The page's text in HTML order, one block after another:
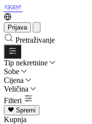
Prijava
Pretraživanje
Tip nekretnine
Sobe
Cijena
Veličina
Filteri
Spremi
Kupnja